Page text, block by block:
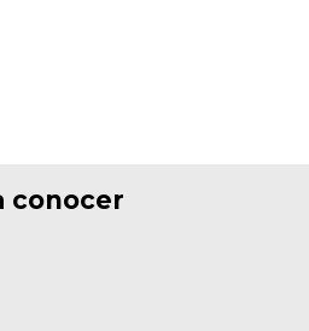
conocer